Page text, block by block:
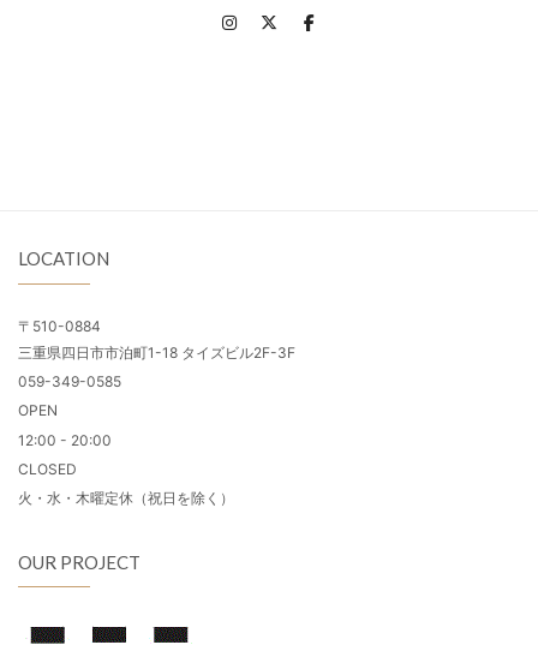
LOCATION
〒510-0884
三重県四日市市泊町1-18 タイズビル2F-3F
059-349-0585
OPEN
12:00 - 20:00
CLOSED
火・水・木曜定休（祝日を除く）
OUR PROJECT